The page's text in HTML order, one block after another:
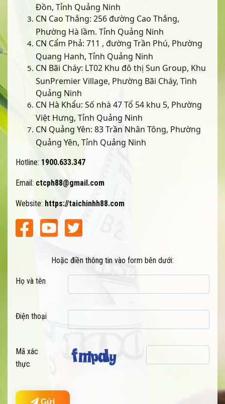
Đồn, Tỉnh Quảng Ninh
CN Cao Thắng: 256 đường Cao Thắng,
Phường Hà lầm. Tỉnh Quảng Ninh
CN Cẩm Phả: 711 , đường Trần Phú, Phường
Quang Hanh, Tỉnh Quảng Ninh
CN Bãi Cháy: LT02 Khu đô thị Sun Group, Khu
SunPremier Village, Phường Bãi Cháy, Tình
Quảng Ninh
CN Hà Khẩu: Số nhà 47 Tổ 54 khu 5, Phường
Việt Hưng, Tỉnh Quảng Ninh
CN Quảng Yên: 83 Trần Nhân Tông, Phường
Quảng Yên, Tỉnh Quảng Ninh
Hotline: 1900.633.347
Email: ctcph88@gmail.com
Website: https://taichinhh88.com
Hoặc điền thông tin vào form bên dưới:
Họ và tên
Điện thoại
Mã xác
thực
Gửi